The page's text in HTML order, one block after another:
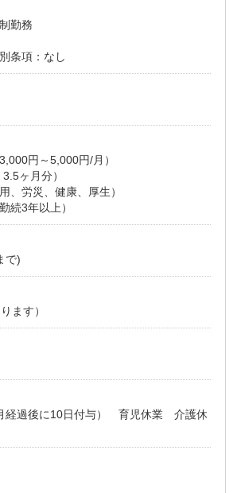
勤務
条項：なし
円～5,000円/月）
ヶ月分）
、労災、健康、厚生）
続3年以上）
で)
ます）
経過後に10日付与） 育児休業 介護休